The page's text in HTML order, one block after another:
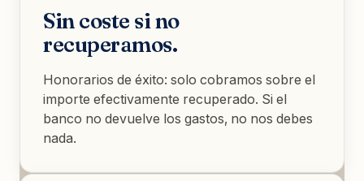
Sin coste si no
recuperamos.
Honorarios de éxito: solo cobramos sobre el
importe efectivamente recuperado. Si el
banco no devuelve los gastos, no nos debes
nada.